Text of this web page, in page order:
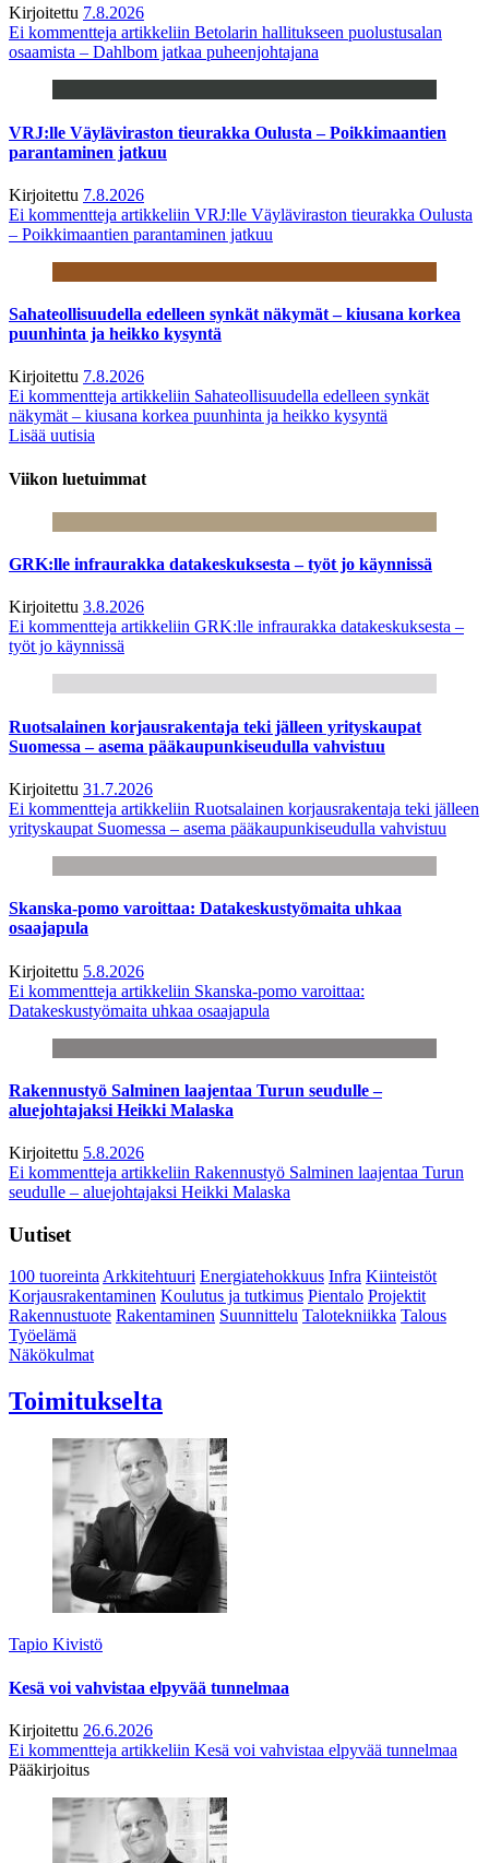
Kirjoitettu 7.8.2026
Ei kommentteja artikkeliin Betolarin hallitukseen puolustusalan
osaamista – Dahlbom jatkaa puheenjohtajana
VRJ:lle Väyläviraston tieurakka Oulusta – Poikkimaantien
parantaminen jatkuu
Kirjoitettu 7.8.2026
Ei kommentteja artikkeliin VRJ:lle Väyläviraston tieurakka Oulusta
– Poikkimaantien parantaminen jatkuu
Sahateollisuudella edelleen synkät näkymät – kiusana korkea
puunhinta ja heikko kysyntä
Kirjoitettu 7.8.2026
Ei kommentteja artikkeliin Sahateollisuudella edelleen synkät
näkymät – kiusana korkea puunhinta ja heikko kysyntä
Lisää uutisia
Viikon luetuimmat
GRK:lle infraurakka datakeskuksesta – työt jo käynnissä
Kirjoitettu 3.8.2026
Ei kommentteja artikkeliin GRK:lle infraurakka datakeskuksesta –
työt jo käynnissä
Ruotsalainen korjausrakentaja teki jälleen yrityskaupat
Suomessa – asema pääkaupunkiseudulla vahvistuu
Kirjoitettu 31.7.2026
Ei kommentteja artikkeliin Ruotsalainen korjausrakentaja teki jälleen
yrityskaupat Suomessa – asema pääkaupunkiseudulla vahvistuu
Skanska-pomo varoittaa: Datakeskustyömaita uhkaa
osaajapula
Kirjoitettu 5.8.2026
Ei kommentteja artikkeliin Skanska-pomo varoittaa:
Datakeskustyömaita uhkaa osaajapula
Rakennustyö Salminen laajentaa Turun seudulle –
aluejohtajaksi Heikki Malaska
Kirjoitettu 5.8.2026
Ei kommentteja artikkeliin Rakennustyö Salminen laajentaa Turun
seudulle – aluejohtajaksi Heikki Malaska
Uutiset
100 tuoreintaArkkitehtuuri Energiatehokkuus Infra Kiinteistöt
Korjausrakentaminen Koulutus ja tutkimus Pientalo Projektit
Rakennustuote Rakentaminen Suunnittelu Talotekniikka Talous
Työelämä
Näkökulmat
Toimitukselta
Tapio Kivistö
Kesä voi vahvistaa elpyvää tunnelmaa
Kirjoitettu 26.6.2026
Ei kommentteja artikkeliin Kesä voi vahvistaa elpyvää tunnelmaa
Pääkirjoitus